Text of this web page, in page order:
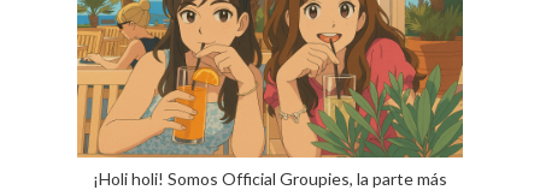
¡Holi holi! Somos Official Groupies, la parte más